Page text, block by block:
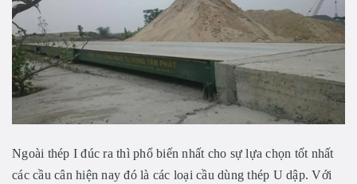
Ngoài thép I đúc ra thì phổ biến nhất cho sự lựa chọn tốt nhất
các cầu cân hiện nay đó là các loại cầu dùng thép U dập. Với